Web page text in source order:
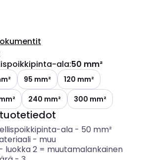
ala:50 mm²
95 mm²
120 mm²
240 mm² 300 mm²
ala- 50 mm²
- muu
luokka 2 = muutamalankainen